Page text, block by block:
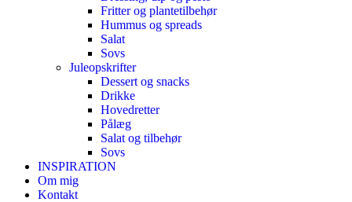
Fritter og plantetilbehør
Hummus og spreads
Salat
Sovs
Juleopskrifter
Dessert og snacks
Drikke
Hovedretter
Pålæg
Salat og tilbehør
Sovs
INSPIRATION
Om mig
Kontakt